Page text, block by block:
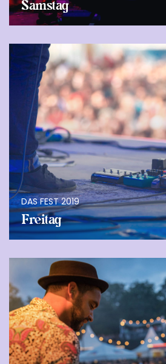
Samstag
DAS FEST 2019
Freitag